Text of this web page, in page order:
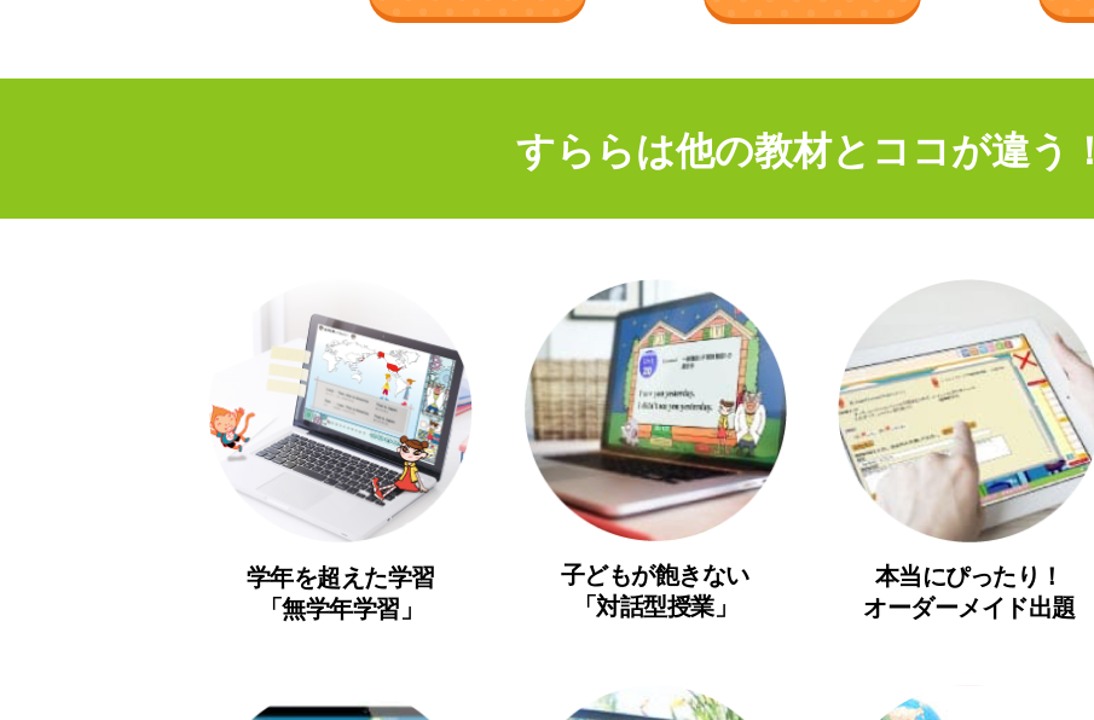
すららは他の教材とココが違う！
学年を超えた学習
「無学年学習」
子どもが飽きない
「対話型授業」
本当にぴったり！
オーダーメイド出題